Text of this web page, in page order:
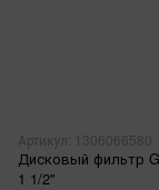
Артикул: 1306066580
Дисковый фильтр
1 1/2"